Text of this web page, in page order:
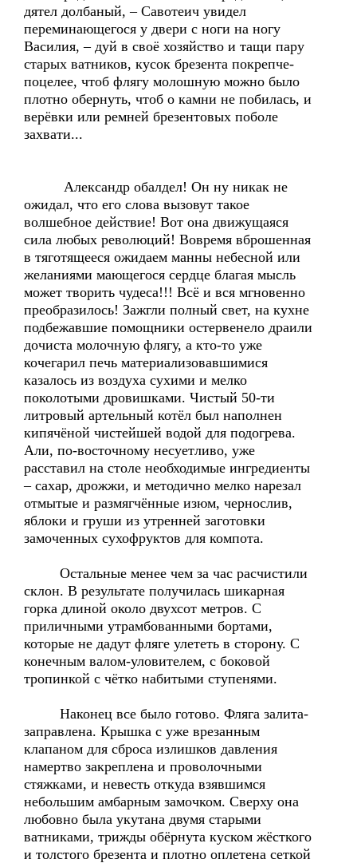
дятел долбаный, – Савотеич увидел
переминающегося у двери с ноги на ногу
Василия, – дуй в своё хозяйство и тащи пару
старых ватников, кусок брезента покрепче-
поцелее, чтоб флягу молошную можно было
плотно обернуть, чтоб о камни не побилась, и
верёвки или ремней брезентовых поболе
захвати...
Александр обалдел! Он ну никак не
ожидал, что его слова вызовут такое
волшебное действие! Вот она движущаяся
сила любых революций! Вовремя вброшенная
в тяготящееся ожидаем манны небесной или
желаниями мающегося сердце благая мысль
может творить чудеса!!! Всё и вся мгновенно
преобразилось! Зажгли полный свет, на кухне
подбежавшие помощники остервенело драили
дочиста молочную флягу, а кто-то уже
кочегарил печь материализовавшимися
казалось из воздуха сухими и мелко
поколотыми дровишками. Чистый 50-ти
литровый артельный котёл был наполнен
кипячёной чистейшей водой для подогрева.
Али, по-восточному несуетливо, уже
расставил на столе необходимые ингредиенты
– сахар, дрожжи, и методично мелко нарезал
отмытые и размягчённые изюм, чернослив,
яблоки и груши из утренней заготовки
замоченных сухофруктов для компота.
Остальные менее чем за час расчистили
склон. В результате получилась шикарная
горка длиной около двухсот метров. С
приличными утрамбованными бортами,
которые не дадут фляге улететь в сторону. С
конечным валом-уловителем, с боковой
тропинкой с чётко набитыми ступенями.
Наконец все было готово. Фляга залита-
заправлена. Крышка с уже врезанным
клапаном для сброса излишков давления
намертво закреплена и проволочными
стяжками, и невесть откуда взявшимся
небольшим амбарным замочком. Сверху она
любовно была укутана двумя старыми
ватниками, трижды обёрнута куском жёсткого
и толстого брезента и плотно оплетена сеткой